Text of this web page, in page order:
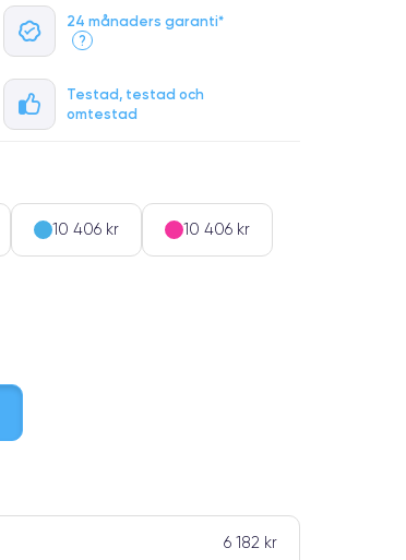
24 månaders garanti*
?
Testad, testad och
omtestad
10 406 kr 10 406 kr
6 182 kr